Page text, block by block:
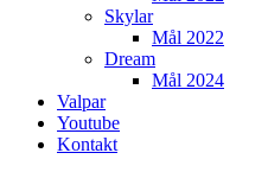
Skylar
Mål 2022
Dream
Mål 2024
Valpar
Youtube
Kontakt